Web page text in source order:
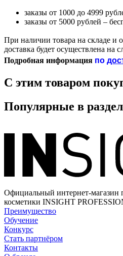
заказы от 1000 до 4999
заказы от 5000 рублей –
При наличии товара на складе и
доставка будет осуществлена на
Подробная информация по
С этим товаром
Популярные в
Официальный интернет-магазин
косметики INSIGHT
Преимущество
Обучение
Конкурс
Стать партнёром
Контакты